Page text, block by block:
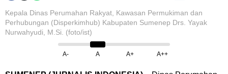
Kepala Dinas Perumahan Rakyat, Kawasan Permukiman dan
Perhubungan (Disperkimhub) Kabupaten Sumenep Drs. Yayak
Nurwahyudi, M.Si. (foto/ist)
A- A A+ A++